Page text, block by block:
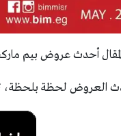
أحدث عروض بيم
العروض لحظة بلحظة،